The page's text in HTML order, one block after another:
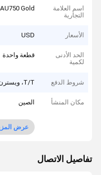
اسم العلامة
التجارية
AU750 Gold
الأسعار USD
الحد الأدنى
لكمية
قطعة واحدة
شروط الدفع T/T، ويسترن يونيون
مكان المنشأ الصين
عرض
تفاصيل الاتصال